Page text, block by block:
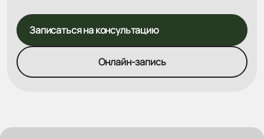
Записаться на консультацию
Онлайн-запись